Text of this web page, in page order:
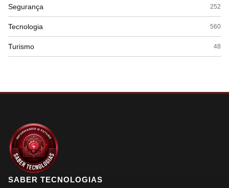
Segurança 252
Tecnologia 560
Turismo 48
SABER TECNOLOGIAS